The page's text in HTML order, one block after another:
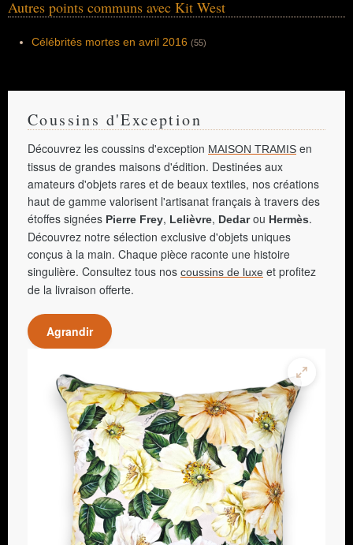
Autres points communs avec Kit West
Célébrités mortes en avril 2016 (55)
Coussins d'Exception
Découvrez les coussins d'exception MAISON TRAMIS en
tissus de grandes maisons d'édition. Destinées aux
amateurs d'objets rares et de beaux textiles, nos créations
haut de gamme valorisent l'artisanat français à travers des
étoffes signées Pierre Frey, Lelièvre, Dedarou Hermès.
Découvrez notre sélection exclusive d'objets uniques
conçus à la main. Chaque pièce raconte une histoire
singulière. Consultez tous nos coussins de luxe et profitez
de la livraison offerte.
Agrandir